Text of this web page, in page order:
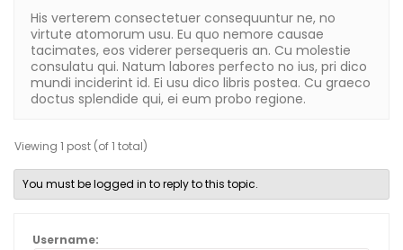
His verterem consectetuer consequuntur ne, no
virtute atomorum usu. Eu quo nemore causae
tacimates, eos viderer persequeris an. Cu molestie
consulatu qui. Natum labores perfecto no ius, pri dico
mundi inciderint id. Ei usu dico libris postea. Cu graeco
doctus splendide qui, ei eum probo regione.
Viewing 1 post (of 1 total)
You must be logged in to reply to this topic.
Username: